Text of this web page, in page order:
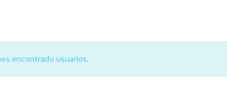
encontrado usuarios.